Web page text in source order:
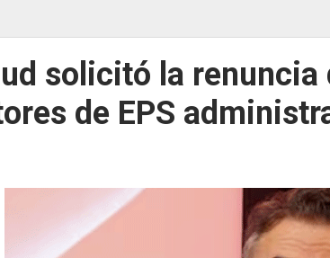
solicitó la renuncia
de EPS